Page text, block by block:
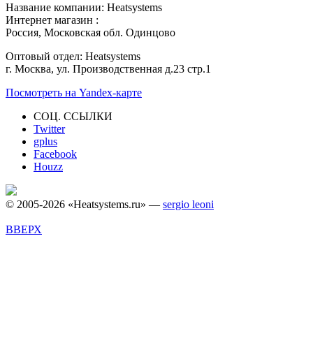
Название компании: Heatsystems
Интернет магазин :
Россия, Московская обл. Одинцово
Оптовый отдел: Heatsystems
г. Москва, ул. Производственная д.23 стр.1
Посмотреть на Yandex-карте
СОЦ. ССЫЛКИ
Twitter
gplus
Facebook
Houzz
© 2005-2026 «Heatsystems.ru» — sergio leoni
ВВЕРХ